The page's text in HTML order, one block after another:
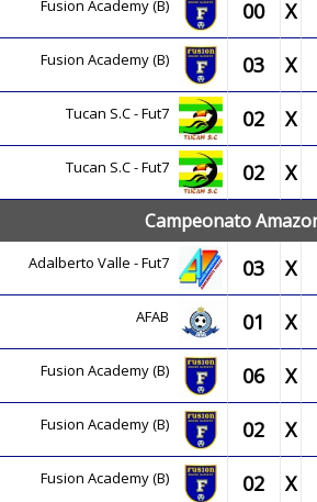
Fusion Academy (B) 00 X
Fusion Academy (B) 03 X
Tucan S.C - Fut7 02 X
Tucan S.C - Fut7 02 X
Campeonato
Adalberto Valle - Fut7 03 X
AFAB 01 X
Fusion Academy (B) 06 X
Fusion Academy (B) 02 X
Fusion Academy (B) 02 X